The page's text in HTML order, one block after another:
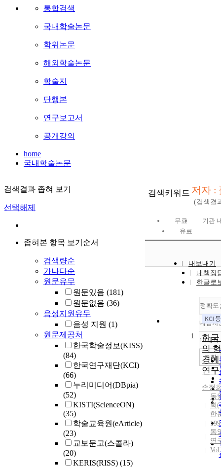
통합검색
국내학술논문
학위논문
해외학술논문
학술지
단행본
연구보고서
공개강의
home
국내학술논문
검색결과 좁혀 보기
선택해제
좁혀본 항목 보기순서
검색량순
가나다순
원문유무
원문있음 (181)
원문없음 (36)
음성지원유무
음성 지원 (1)
원문제공처
한국학술정보(KISS)
(84)
한국연구재단(KCI)
(66)
누리미디어(DBpia)
(52)
KISTI(ScienceON)
(35)
학술교육원(eArticle)
(23)
교보문고(스콜라)
(20)
KERIS(RISS) (15)
검색키워드 저자 :
(검색결
무료
기관
유료
내보내기
내책장
한글로
정확도
내림차
10개씩
조회
1
한
의
경
연구
손정
동
회(
한
동
연